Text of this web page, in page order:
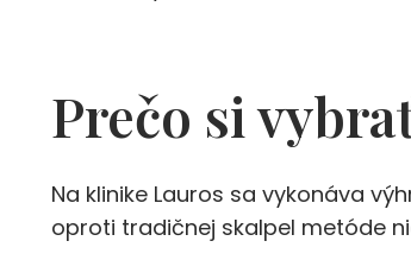
Prečo si
Na klinike Lauros sa vykonáva
oproti tradičnej skalpel metóde